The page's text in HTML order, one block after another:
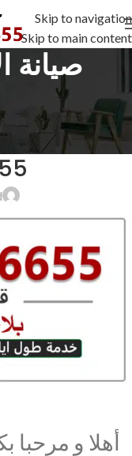
Skip to navigation
Skip to main content
صيانة
صيانة
أهلا و مرحبا